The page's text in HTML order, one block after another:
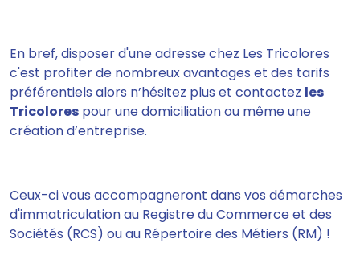
En bref, disposer d'une adresse chez Les Tricolores
c'est profiter de nombreux avantages et des tarifs
préférentiels alors n’hésitez plus et contactez les
Tricolores pour une domiciliation ou même une
création d’entreprise.
Ceux-ci vous accompagneront dans vos démarches
d'immatriculation au Registre du Commerce et des
Sociétés (RCS) ou au Répertoire des Métiers (RM) !